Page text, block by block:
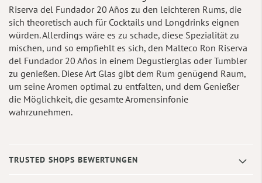
Riserva del Fundador 20 Años zu den leichteren Rums, die
sich theoretisch auch für Cocktails und Longdrinks eignen
würden. Allerdings wäre es zu schade, diese Spezialität zu
mischen, und so empfiehlt es sich, den Malteco Ron Riserva
del Fundador 20 Años in einem Degustierglas oder Tumbler
zu genießen. Diese Art Glas gibt dem Rum genügend Raum,
um seine Aromen optimal zu entfalten, und dem Genießer
die Möglichkeit, die gesamte Aromensinfonie
wahrzunehmen.
TRUSTED SHOPS BEWERTUNGEN